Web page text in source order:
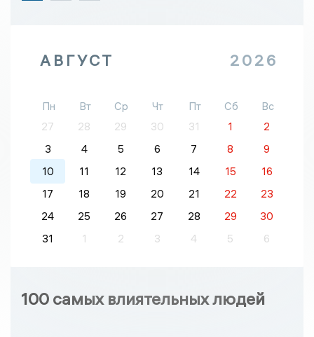
АВГУСТ 2026
Пн Вт Ср Чт Пт Сб
Вс
27
28 29 30 31 1
2
3
4 5 6 7 8
9
10
11 12 13 14 15
16
17
18 19 20 21 22
23
24
25 26 27 28 29
30
31
1 2 3 4 5 6
100 самых влиятельных людей